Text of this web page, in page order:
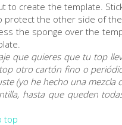
to create the template.
the other side of
the sponge over the
que quieres que tu top
otro cartón fino o
(yo he hecho una mezcla
hasta que queden